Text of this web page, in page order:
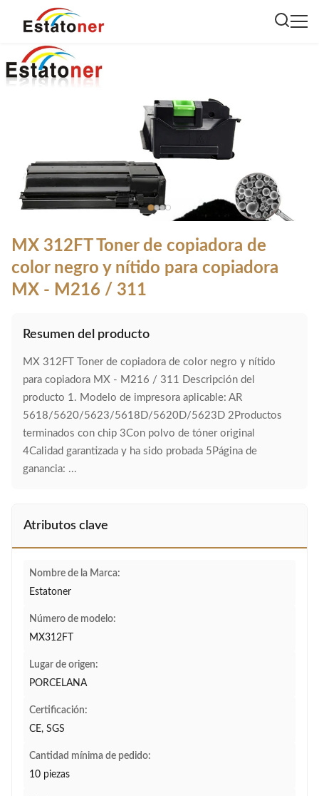
MX 312FT Toner de copiadora de
color negro y nítido para copiadora
MX - M216 / 311
Resumen del producto
MX 312FT Toner de copiadora de color negro y nítido
para copiadora MX - M216 / 311 Descripción del
producto 1. Modelo de impresora aplicable: AR
5618/5620/5623/5618D/5620D/5623D 2Productos
terminados con chip 3Con polvo de tóner original
4Calidad garantizada y ha sido probada 5Página de
ganancia: ...
Atributos clave
Nombre de la Marca:
Estatoner
Número de modelo:
MX312FT
Lugar de origen:
PORCELANA
Certificación:
CE, SGS
Cantidad mínima de pedido:
10 piezas